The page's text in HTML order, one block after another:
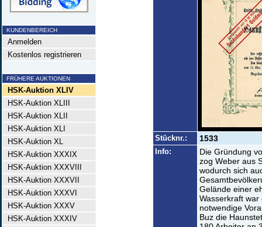
KUNDENBEREICH
Anmelden
Kostenlos registrieren
FRÜHERE AUKTIONEN
HSK-Auktion XLIV
HSK-Auktion XLIII
HSK-Auktion XLII
HSK-Auktion XLI
HSK-Auktion XL
HSK-Auktion XXXIX
HSK-Auktion XXXVIII
HSK-Auktion XXXVII
HSK-Auktion XXXVI
HSK-Auktion XXXV
HSK-Auktion XXXIV
Stücknr.: 1533
Info:
Die Gründung
zog Weber aus
wodurch sich
Gelände einer
Wasserkraft war
notwendige
Buz die